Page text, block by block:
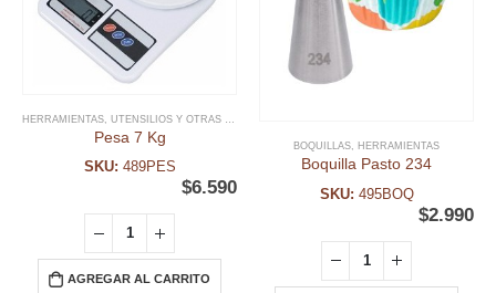
HERRAMIENTAS UTENSILIOS Y OTRAS HERRAMIENTAS
Pesa 7 Kg
SKU: 489PES
$6.590
AGREGAR AL CARRITO
BOQUILLAS, HERRAMIENTAS
Boquilla Pasto 234
SKU: 495BOQ
$2.990